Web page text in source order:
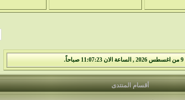
أقسام المنتدى